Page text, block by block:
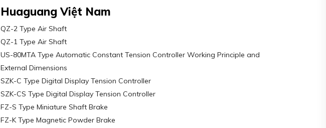
Huaguang Việt Nam
QZ-2 Type Air Shaft
QZ-1 Type Air Shaft
US-80MTA Type Automatic Constant Tension Controller Working Principle and
External Dimensions
SZK-C Type Digital Display Tension Controller
SZK-CS Type Digital Display Tension Controller
FZ-S Type Miniature Shaft Brake
FZ-K Type Magnetic Powder Brake